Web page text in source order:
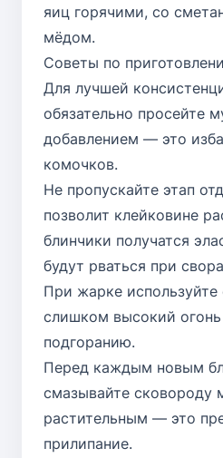
яиц горячими, со
мёдом.
Советы по
Для лучшей
обязательно просейте
добавлением — это
комочков.
Не пропускайте этап
позволит клейковине
блинчики получатся
будут рваться при
При жарке
слишком высокий
подгоранию.
Перед каждым новым
смазывайте сковороду
растительным — это
прилипание.